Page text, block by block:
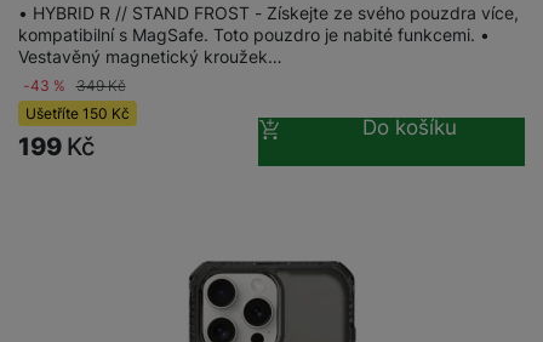
• HYBRID R // STAND FROST - Získejte ze svého pouzdra více,
kompatibilní s MagSafe. Toto pouzdro je nabité funkcemi. •
Vestavěný magnetický kroužek…
-43 % 349Kč
Ušetříte 150 Kč
199 Kč
Do košíku